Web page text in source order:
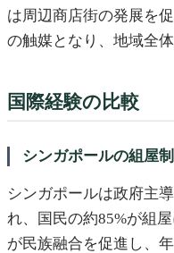
は周辺商店街の発展を
の触媒となり、地域全
国際経験の比較
シンガポールの組屋
シンガポールは政府主
れ、国民の約85%が組
が民族融合を促進し、